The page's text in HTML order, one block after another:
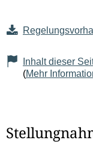
Inhalt dieser
(Mehr